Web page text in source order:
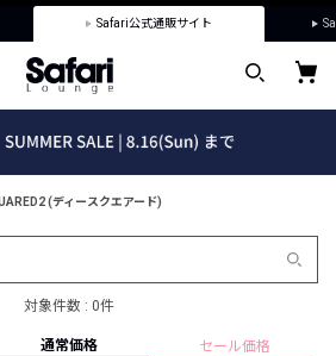
Safari公式通販サイト
(ディースクエアード)
対象件数 : 0件
通常価格 セール価格